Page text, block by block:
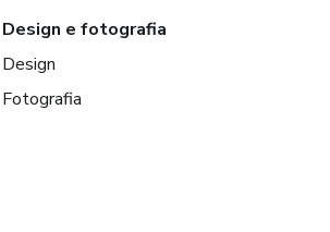
Design e fotografia
Design
Fotografia